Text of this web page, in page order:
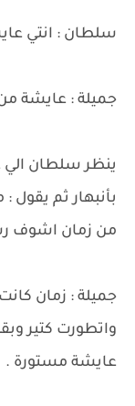
سلطان : انتي
جميلة : عايشة
ينظر سلطان الي
بأنبهار ثم يقول
من زمان اشوف
جميلة : زمان
واتطورت كتير
عايشة مستورة .